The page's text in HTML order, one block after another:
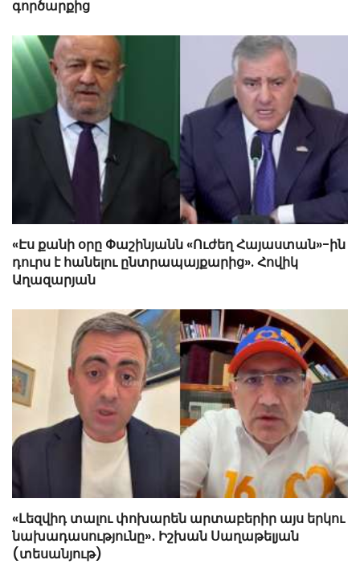
գործարքից
«Էս քանի օրը Փաշինյանն «Ուժեղ Հայաստան»-ին
դուրս է հանելու ընտրապայքարից». Հովիկ
Աղազարյան
«Լեզվիդ տալու փոխարեն արտաբերիր այս երկու
նախադասությունը»․ Իշխան Սաղաթելյան
(տեսանյութ)